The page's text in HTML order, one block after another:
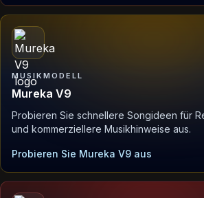
MUSIKMODELL
Mureka V9
Probieren Sie schnellere Songideen für
und kommerziellere Musikhinweise aus.
Probieren Sie Mureka V9 aus